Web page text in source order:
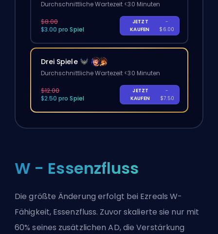
Durchschnittliche Wartezeit <30 Minuten
$8.00
$3.00 pro Spiel
JETZT
KAUFEN
-
$6.00
Drei Spiele
Durchschnittliche Wartezeit <30 Minuten
$12.00
$2.50 pro Spiel
JETZT
KAUFEN
-
$7.50
W - Essenzfluss
Die größte Änderung erfolgt bei Ezreals W-
Fähigkeit, Essenzfluss. Zuvor skalierte sie nur mit
60% seines zusätzlichen AD, die Verstärkung